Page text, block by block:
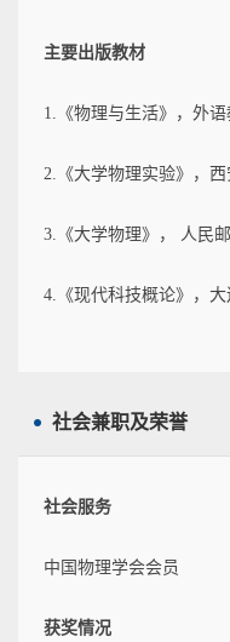
主要出版教材
1.《物理与生活》，外
2.《大学物理实验》，
3.《大学物理》， 人民
4.《现代科技概论》，
社会兼职及荣誉
社会服务
中国物理学会会员
获奖情况